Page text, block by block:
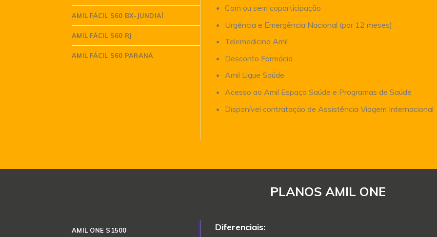
AMIL FÁCIL S60 BX-JUNDIAÍ
AMIL FÁCIL S60 RJ
AMIL FÁCIL S60 PARANÁ
Com ou sem coparticipação
Urgência e Emergência Nacional (por 12 meses)
Telemedicina Amil
Desconto Farmácia
Amil Ligue Saúde
Acesso ao Amil Espaço Saúde e Programas de Saúde
Disponível contratação de Assistência Viagem Internacional
PLANOS AMIL ONE
AMIL ONE S1500 Diferenciais: